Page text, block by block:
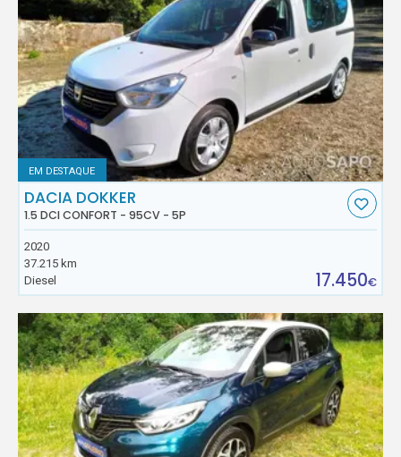
EM DESTAQUE
DACIA DOKKER
1.5 DCI CONFORT - 95CV - 5P
2020
37.215 km
Diesel
17.450€